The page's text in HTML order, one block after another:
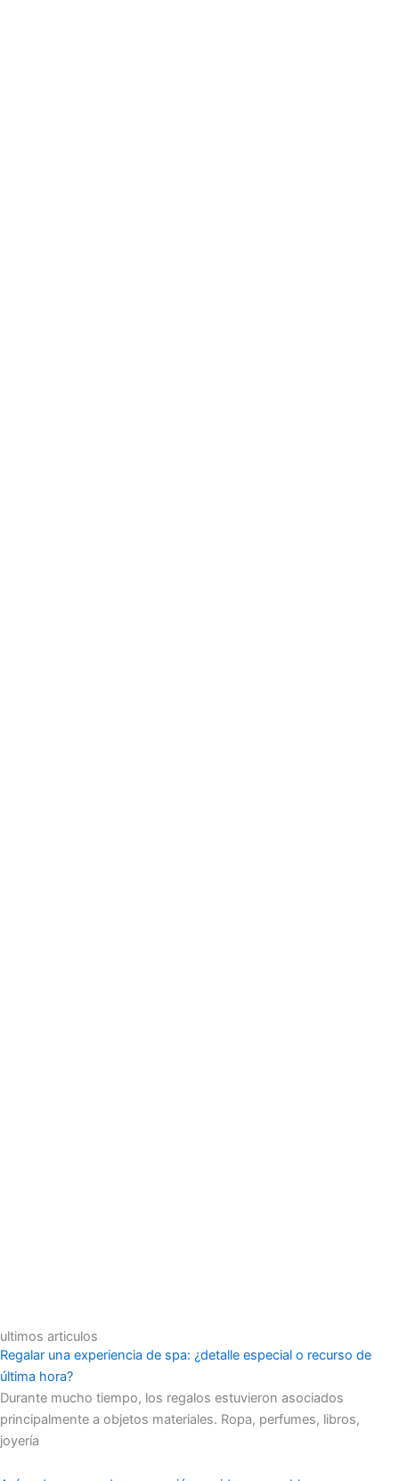
ultimos articulos
Regalar una experiencia de spa: ¿detalle especial o recurso de
última hora?
Durante mucho tiempo, los regalos estuvieron asociados
principalmente a objetos materiales. Ropa, perfumes, libros,
joyería